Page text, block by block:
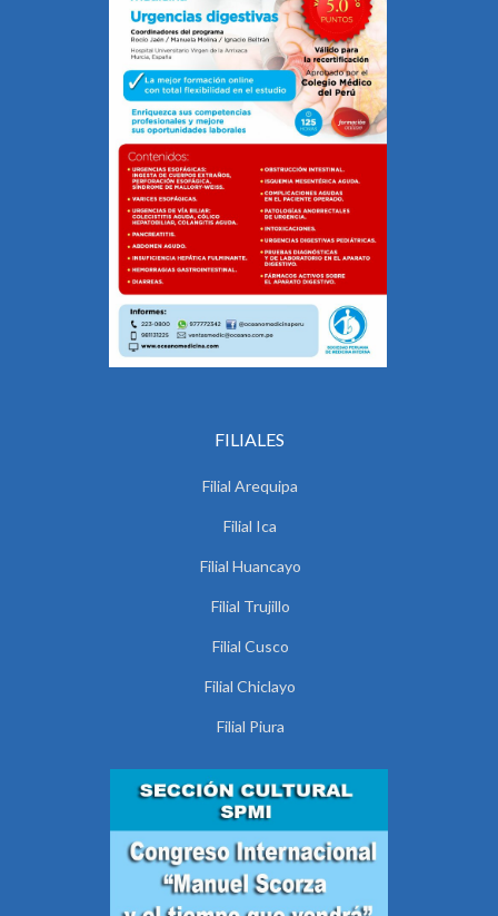
FILIALES
Filial Arequipa
Filial Ica
Filial Huancayo
Filial Trujillo
Filial Cusco
Filial Chiclayo
Filial Piura